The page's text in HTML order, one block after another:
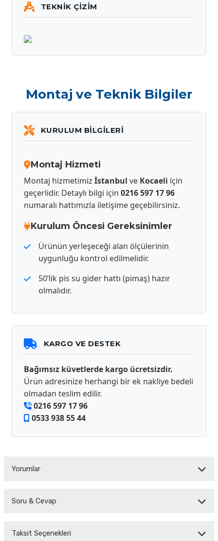
TEKNIK ÇIZIM
Montaj ve Teknik Bilgiler
KURULUM BILGILERI
Montaj Hizmeti
Montaj hizmetimiz İstanbul ve Kocaeli için
geçerlidir. Detaylı bilgi için 0216 597 17 96
numaralı hattımızla iletişime geçebilirsiniz.
Kurulum Öncesi Gereksinimler
Ürünün yerleşeceği alan ölçülerinin
uygunluğu kontrol edilmelidir.
50’lik pis su gider hattı (pimaş) hazır
olmalıdır.
KARGO VE DESTEK
Bağımsız küvetlerde kargo ücretsizdir.
Ürün adresinize herhangi bir ek nakliye bedeli
olmadan teslim edilir.
0216 597 17 96
0533 938 55 44
Yorumlar
Soru & Cevap
Taksit Seçenekleri